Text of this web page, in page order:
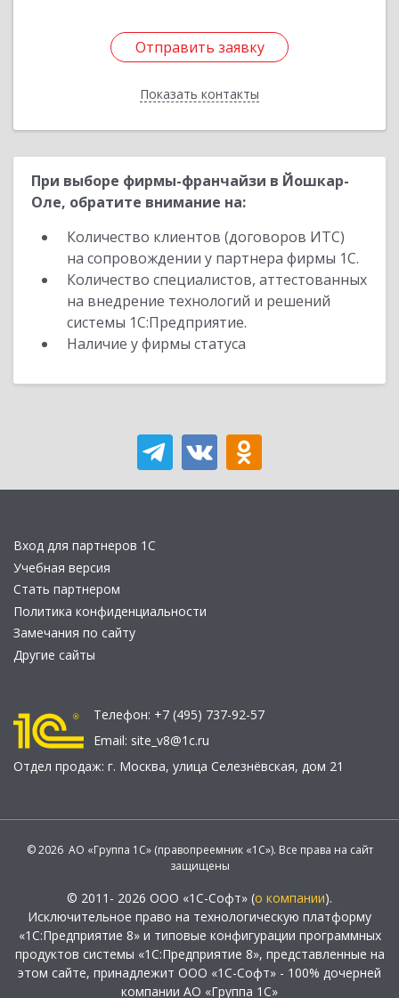
Отправить заявку
Показать контакты
Отправить заявку
Назад
При выборе фирмы-франчайзи в Йошкар-
Оле, обратите внимание на:
Количество клиентов (договоров ИТС)
на сопровождении у партнера фирмы 1С.
Количество специалистов, аттестованных
на внедрение технологий и решений
системы 1С:Предприятие.
Наличие у фирмы статуса
Вход для партнеров 1С
Учебная версия
Стать партнером
Политика конфиденциальности
Замечания по сайту
Другие сайты
Телефон: +7 (495) 737-92-57
Email: site_v8@1c.ru
Отдел продаж: г. Москва, улица Селезнёвская, дом 21
© 2026 АО «Группа 1С» (правопреемник «1С»). Все права на сайт
защищены
© 2011- 2026 ООО «1С-Софт» (о компании).
Исключительное право на технологическую платформу
«1С:Предприятие 8» и типовые конфигурации программных
продуктов системы «1С:Предприятие 8», представленные на
этом сайте, принадлежит ООО «1С-Софт» - 100% дочерней
компании АО «Группа 1С»